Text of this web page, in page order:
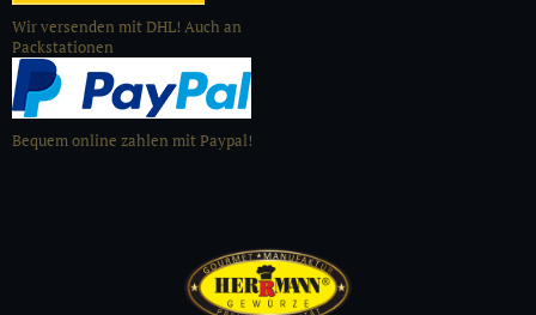
Wir versenden mit DHL! Auch an
Packstationen
Bequem online zahlen mit Paypal!